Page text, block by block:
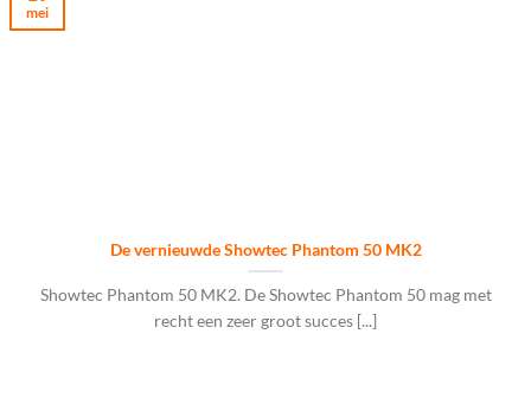
De vernieuwde Showtec Phantom 50 MK2
Showtec Phantom 50 MK2. De Showtec Phantom 50 mag met
recht een zeer groot succes [...]
mei